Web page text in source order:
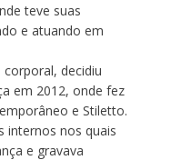
teve suas
e atuando em
decidiu
em 2012, onde fez
e Stiletto.
internos nos quais
e gravava